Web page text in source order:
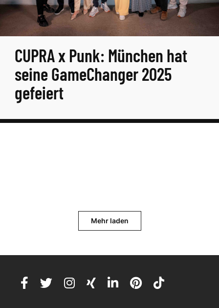
CUPRA x Punk: München hat
seine GameChanger 2025
gefeiert
Mehr laden